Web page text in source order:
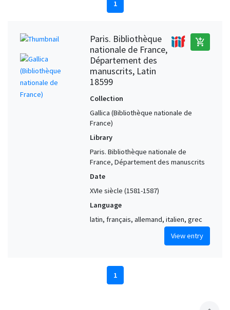
1
Paris. Bibliothèque
nationale de France,
Département des
manuscrits, Latin
18599
add_shopping_cart
Collection
Gallica (Bibliothèque nationale de
France)
Library
Paris. Bibliothèque nationale de
France, Département des manuscrits
Date
XVIe siècle (1581-1587)
Language
latin, français, allemand, italien, grec
View entry
1